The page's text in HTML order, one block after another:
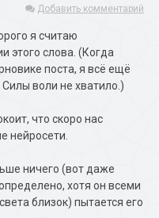
Добавить комментарий
я считаю
этого слова. (Когда
поста, я всё ещё
Силы воли не хватило.)
что скоро нас
нейросети.
ничего (вот даже
хотя он всеми
близок) пытается его